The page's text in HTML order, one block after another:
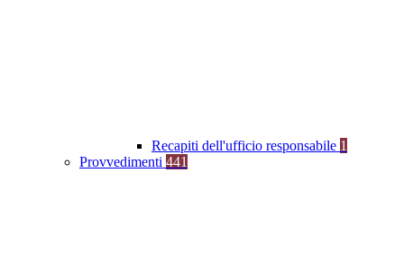
Recapiti dell'ufficio responsabile 1
Provvedimenti 441